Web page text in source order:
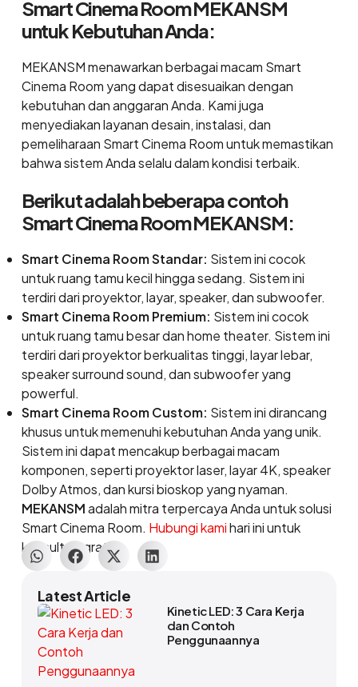
Smart Cinema Room MEKANSM
untuk Kebutuhan Anda:
MEKANSM menawarkan berbagai macam Smart
Cinema Room yang dapat disesuaikan dengan
kebutuhan dan anggaran Anda. Kami juga
menyediakan layanan desain, instalasi, dan
pemeliharaan Smart Cinema Room untuk memastikan
bahwa sistem Anda selalu dalam kondisi terbaik.
Berikut adalah beberapa contoh
Smart Cinema Room MEKANSM:
Smart Cinema Room Standar: Sistem ini cocok
untuk ruang tamu kecil hingga sedang. Sistem ini
terdiri dari proyektor, layar, speaker, dan subwoofer.
Smart Cinema Room Premium: Sistem ini cocok
untuk ruang tamu besar dan home theater. Sistem ini
terdiri dari proyektor berkualitas tinggi, layar lebar,
speaker surround sound, dan subwoofer yang
powerful.
Smart Cinema Room Custom: Sistem ini dirancang
khusus untuk memenuhi kebutuhan Anda yang unik.
Sistem ini dapat mencakup berbagai macam
komponen, seperti proyektor laser, layar 4K, speaker
Dolby Atmos, dan kursi bioskop yang nyaman.
MEKANSMadalah mitra terpercaya Anda untuk solusi
Smart Cinema Room. Hubungi kamihari ini untuk
konsultasi gratis!
Latest Article
Kinetic LED: 3 Cara Kerja
dan Contoh
Penggunaannya